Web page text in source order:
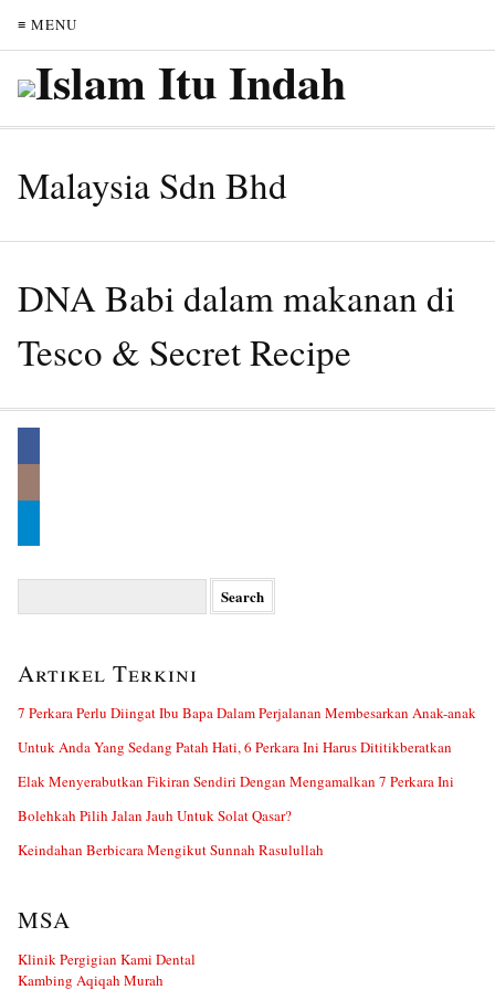
≡ MENU
Malaysia Sdn Bhd
DNA Babi dalam makanan di
Tesco & Secret Recipe
Artikel Terkini
7 Perkara Perlu Diingat Ibu Bapa Dalam Perjalanan Membesarkan Anak-anak
Untuk Anda Yang Sedang Patah Hati, 6 Perkara Ini Harus Dititikberatkan
Elak Menyerabutkan Fikiran Sendiri Dengan Mengamalkan 7 Perkara Ini
Bolehkah Pilih Jalan Jauh Untuk Solat Qasar?
Keindahan Berbicara Mengikut Sunnah Rasulullah
MSA
Klinik Pergigian Kami Dental
Kambing Aqiqah Murah